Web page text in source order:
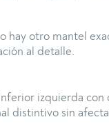
hay otro mantel
al detalle.
izquierda
distintivo sin